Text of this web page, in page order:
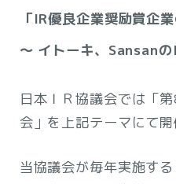
「IR優良企業奨励賞企
～ イトーキ、Sansanの
日本ＩＲ協議会では「
会」を上記テーマにて開
当協議会が毎年実施す